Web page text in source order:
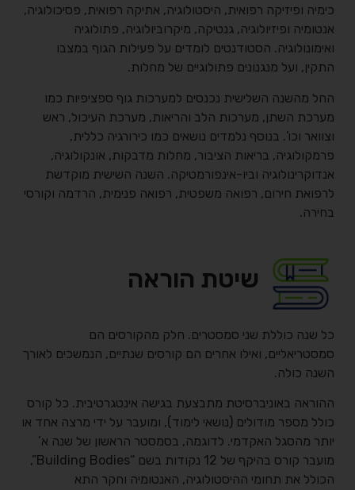
כימיה ופיזיקה רפואית, היסטולוגיה, אתיקה רפואית, פסיכולוגיה,
אנטומיה ופיזיולוגיה, גנטיקה, מיקרוביולוגיה, פתולוגיה
ואימונולוגיה. הסטודנטים לומדים על פעילות הגוף במצבו
התקין, ועל מנגנונים פתולוגיים של מחלות.
החל מהשנה השלישית נכנסים למערכות גוף ספציפיות כמו
מערכת השתן, מערכות הלב והריאות, מערכת העיכול, ראש
וצוואר וכו’. בנוסף נלמדים נושאים כמו כירורגיה כללית,
פרמקולוגיה, בריאות הציבור, מחלות מדבקות, אונקולוגיה,
אנדוקרינולוגיה וביו-אינפורמטיקה. השנה השישית מוקדשת
לרפואת חירום, רפואה משפטית, רפואה פנימית, הרדמה וקורסי
בחירה.
שיטת הוראה
כל שנה כוללת שני סמסטרים. חלק מהקורסים הם
סמסטריאליים, ואילו אחרים הם קורסים שנתיים, הנמשכים לאורך
השנה כולה.
ההוראה באוניברסיטת מתבצעת בגישה אינטגרטיבית. כל קורס
כולל מספר מודולים (נושאי לימוד), ומועבר על ידי מרצה אחד או
יותר מהסגל האקדמי. לדוגמה, בסמסטר הראשון של שנה א’
מועבר קורס בהיקף של 12 נקודות בשם “Building Bodies”,
הכולל את תחומי ההיסטולוגיה, האנטומיה וחקר התא